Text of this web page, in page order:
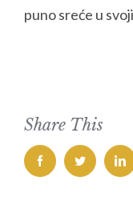
puno sreće u
Share This
facebooktwitter